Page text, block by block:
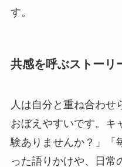
す。
共感を呼ぶストーリ
人は自分と重ね合わせ
おぼえやすいです。キ
験ありませんか？」「
った語りかけや、日常